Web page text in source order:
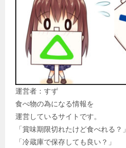
運営者：すず
食べ物の為になる情報を
運営しているサイトです。
「賞味期限切れたけど食べれる？」
「冷蔵庫で保存しても良い？」